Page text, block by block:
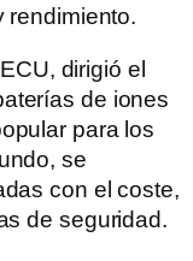
rendimiento.
dirigió el
de iones
para los
se
con el coste,
de seguridad.